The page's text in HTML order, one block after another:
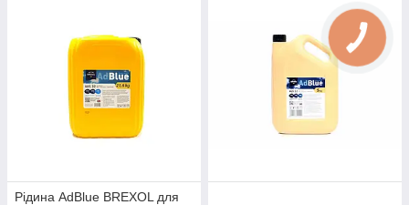
Рідина AdBlue BREXOL для